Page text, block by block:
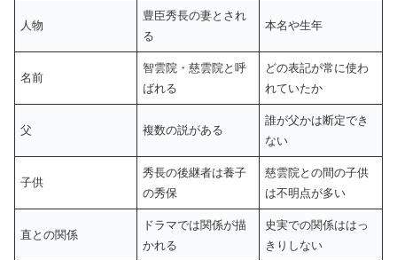
人物
豊臣秀長の妻とされ
る
本名や生年
名前
智雲院・慈雲院と呼
ばれる
どの表記が常に使わ
れていたか
父 複数の説がある
誰が父かは断定でき
ない
子供
秀長の後継者は養子
の秀保
慈雲院との間の子供
は不明点が多い
直との関係
ドラマでは関係が描
かれる
史実での関係ははっ
きりしない